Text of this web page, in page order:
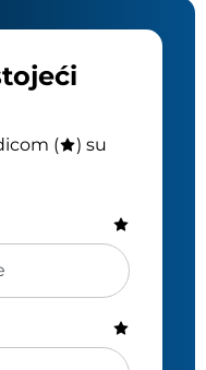
(
) su